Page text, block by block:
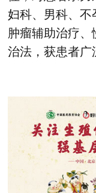
妇科、男科、不
肿瘤辅助治疗
治法，获患者广